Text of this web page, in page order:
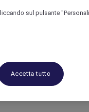
sul pulsante
Accetta tutto